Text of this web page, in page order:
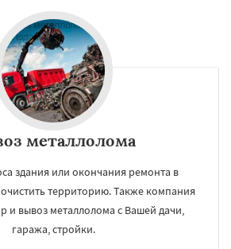
металлолома
здания или окончания ремонта в
территорию. Также компания
и вывоз металлолома с Вашей дачи,
гаража, стройки.